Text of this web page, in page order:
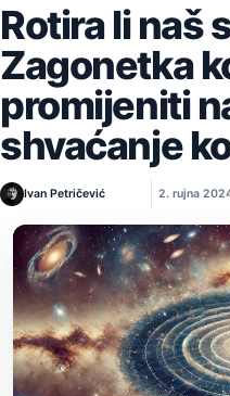
Rotira li naš
Zagonetka
promijeniti
shvaćanje
Ivan Petričević 2. rujna